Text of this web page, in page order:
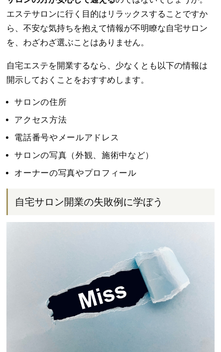
エステサロンに行く目的はリラックスすることですか
ら、不安な気持ちを抱えて情報が不明瞭な自宅サロン
を、わざわざ選ぶことはありません。
自宅エステを開業するなら、少なくとも以下の情報は
開示しておくことをおすすめします。
サロンの住所
アクセス方法
電話番号やメールアドレス
サロンの写真（外観、施術中など）
オーナーの写真やプロフィール
自宅サロン開業の失敗例に学ぼう